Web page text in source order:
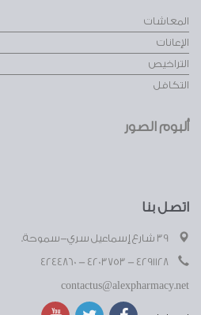
المعاشات
الإعانات
التراخيص
التكافل
ألبوم الصور
اتصل بنا
contactus@alexpharmacy.net